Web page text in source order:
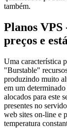
também.
Planos VPS
preços e
Uma característica
"Burstable"
produzindo muito
em um
alocados para este
presentes no
web sites on-line e
temperatura